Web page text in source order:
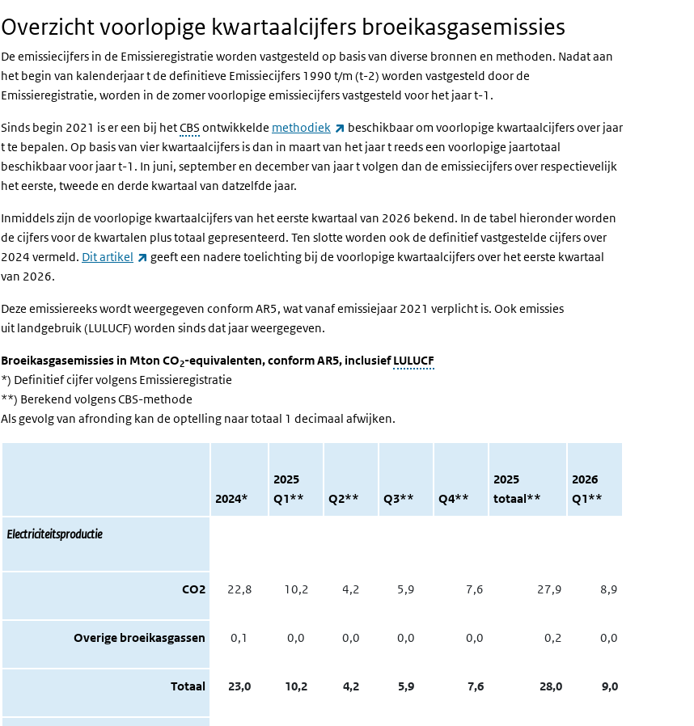
Overzicht voorlopige kwartaalcijfers broeikasgasemissies
De emissiecijfers in de Emissieregistratie worden vastgesteld op basis van diverse bronnen en methoden. Nadat aan
het begin van kalenderjaar t de definitieve Emissiecijfers 1990 t/m (t-2) worden vastgesteld door de
Emissieregistratie, worden in de zomer voorlopige emissiecijfers vastgesteld voor het jaar t-1.
Sinds begin 2021 is er een bij hetCBS ontwikkelde methodiek (externe link)
beschikbaar om voorlopige kwartaalcijfers over jaar
t te bepalen. Op basis van vier kwartaalcijfers is dan in maart van het jaar t reeds een voorlopige jaartotaal
beschikbaar voor jaar t-1. In juni, september en december van jaar t volgen dan de emissiecijfers over respectievelijk
het eerste, tweede en derde kwartaal van datzelfde jaar.
Inmiddels zijn de voorlopige kwartaalcijfers van het eerste kwartaal van 2026 bekend. In de tabel hieronder worden
de cijfers voor de kwartalen plus totaal gepresenteerd. Ten slotte worden ook de definitief vastgestelde cijfers over
2024 vermeld. Dit artikel (externe link)
geeft een nadere toelichting bij de voorlopige kwartaalcijfers over het eerste kwartaal
van 2026.
Deze emissiereeks wordt weergegeven conform AR5, wat vanaf emissiejaar 2021 verplicht is. Ook emissies
uit landgebruik (LULUCF) worden sinds dat jaar weergegeven.
Broeikasgasemissies in Mton CO2-equivalenten, conform AR5, inclusiefLULUCF
*) Definitief cijfer volgens Emissieregistratie
**) Berekend volgens CBS-methode
Als gevolg van afronding kan de optelling naar totaal 1 decimaal afwijken.
2024*
2025
Q1**
Q2** Q3** Q4**
2025
totaal**
2026
Q1**
Electriciteitsproductie
CO2 22,8 10,2 4,2 5,9 7,6 27,9 8,9
Overige broeikasgassen 0,1 0,0 0,0 0,0 0,0 0,2 0,0
Totaal 23,0 10,2 4,2 5,9 7,6 28,0 9,0